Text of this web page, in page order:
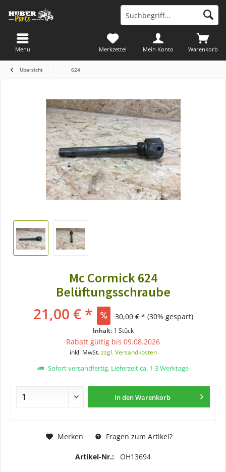
Warenkorb
Merkzettel Mein Konto
Menü
Übersicht 624
Mc Cormick 624
Belüftungsschraube
21,00 € * 30,00 € * (30% gespart)
Inhalt: 1 Stück
Rabatt gültig bis 09.08.2026
inkl. MwSt.zzgl. Versandkosten
Sofort versandfertig, Lieferzeit ca. 1-3 Werktage
In denWarenkorb
Merken Fragen zum Artikel?
Artikel-Nr.: OH13694